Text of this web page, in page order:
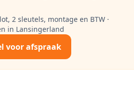
2 sleutels, montage en BTW ·
in Lansingerland
voor afspraak